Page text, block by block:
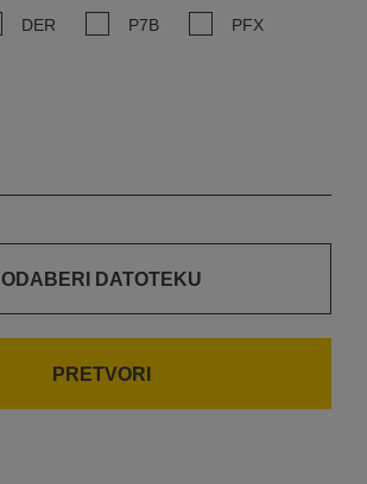
DER P7B PFX
ODABERI DATOTEKU
PRETVORI